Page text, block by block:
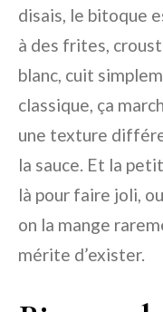
disais, le bitoque
à des frites,
blanc, cuit
classique, ça
une texture
la sauce. Et la
là pour faire joli,
on la mange
mérite d’exister.